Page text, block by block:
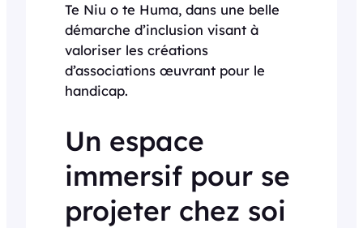
Te Niu o te Huma, dans une belle
démarche d’inclusion visant à
valoriser les créations
d’associations œuvrant pour le
handicap.
Un espace
immersif pour se
projeter chez soi